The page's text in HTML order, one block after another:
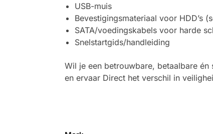
USB-muis
Bevestigingsmateriaal voor HDD’s
SATA/voedingskabels voor harde
Snelstartgids/handleiding
Wil je een betrouwbare, betaalbare
en ervaar Direct het verschil in